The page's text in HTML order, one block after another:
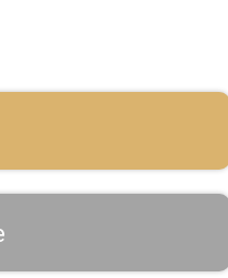
dag og leveres næste
afsender altid hele din